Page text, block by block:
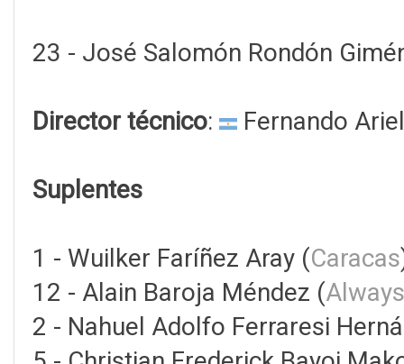
23 - José Salomón Rondón
Director técnico: Fernando
Suplentes
1 - Wuilker Faríñez Aray (Caracas
12 - Alain Baroja Méndez (
2 - Nahuel Adolfo Ferraresi